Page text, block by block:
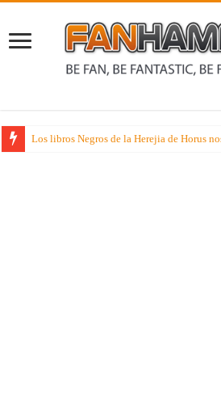
Los libros Negros de la Herejia de Horus